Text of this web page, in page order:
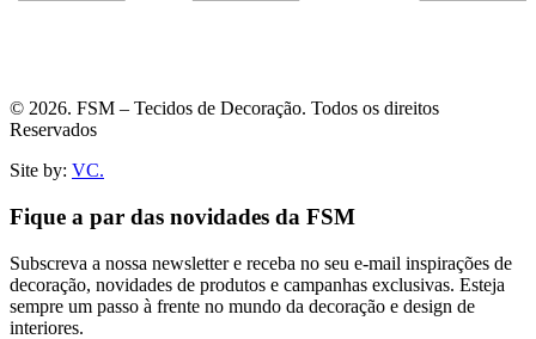
© 2026. FSM – Tecidos de Decoração. Todos os direitos
Reservados
Site by: VC.
Fique a par das novidades da FSM
Subscreva a nossa newsletter e receba no seu e-mail inspirações de
decoração, novidades de produtos e campanhas exclusivas. Esteja
sempre um passo à frente no mundo da decoração e design de
interiores.